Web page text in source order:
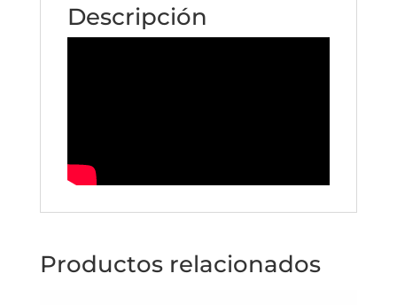
Descripción
Productos relacionados